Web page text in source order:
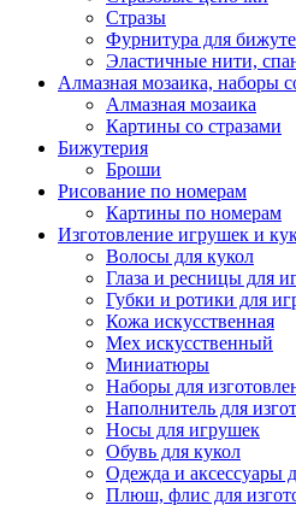
Стразы
Фурнитура для
Эластичные нити,
Алмазная мозаика, наборы
Алмазная мозаика
Картины co стразами
Бижутерия
Броши
Рисование по номерам
Картины по номерам
Изготовление игрушек и
Волосы для кукол
Глаза и ресницы для
Губки и ротики для
Кожа искусственная
Мех искусственный
Миниатюры
Наборы для
Наполнитель для
Носы для игрушек
Обувь для кукол
Одежда и аксессуары
Плюш, флис для